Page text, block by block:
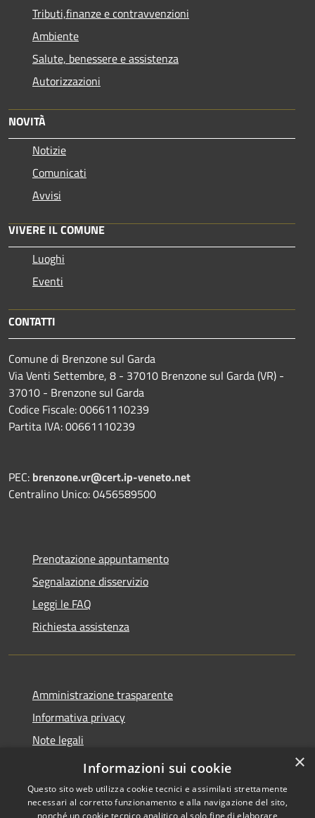
Tributi,finanze e contravvenzioni
Ambiente
Salute, benessere e assistenza
Autorizzazioni
NOVITÀ
Notizie
Comunicati
Avvisi
VIVERE IL COMUNE
Luoghi
Eventi
CONTATTI
Comune di Brenzone sul Garda
Via Venti Settembre, 8 - 37010 Brenzone sul Garda (VR) -
37010 - Brenzone sul Garda
Codice Fiscale: 00661110239
Partita IVA: 00661110239
PEC: brenzone.vr@cert.ip-veneto.net
Centralino Unico: 0456589500
Prenotazione appuntamento
Segnalazione disservizio
Leggi le FAQ
Richiesta assistenza
Amministrazione trasparente
Informativa privacy
Note legali
Dichiarazione di accessibilità
×
Informazioni sui cookie
Questo sito web utilizza cookie tecnici e assimilati strettamente
necessari al corretto funzionamento e alla navigazione del sito,
nonché un cookie tecnico analitico al solo fine di elaborare